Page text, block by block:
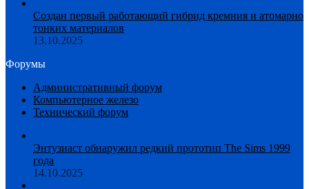
Создан первый работающий гибрид кремния и атомарно
тонких материалов
13.10.2025
Форумы
Административный форум
Компьютерное железо
Технический форум
Энтузиаст обнаружил редкий прототип The Sims 1999
года
14.10.2025